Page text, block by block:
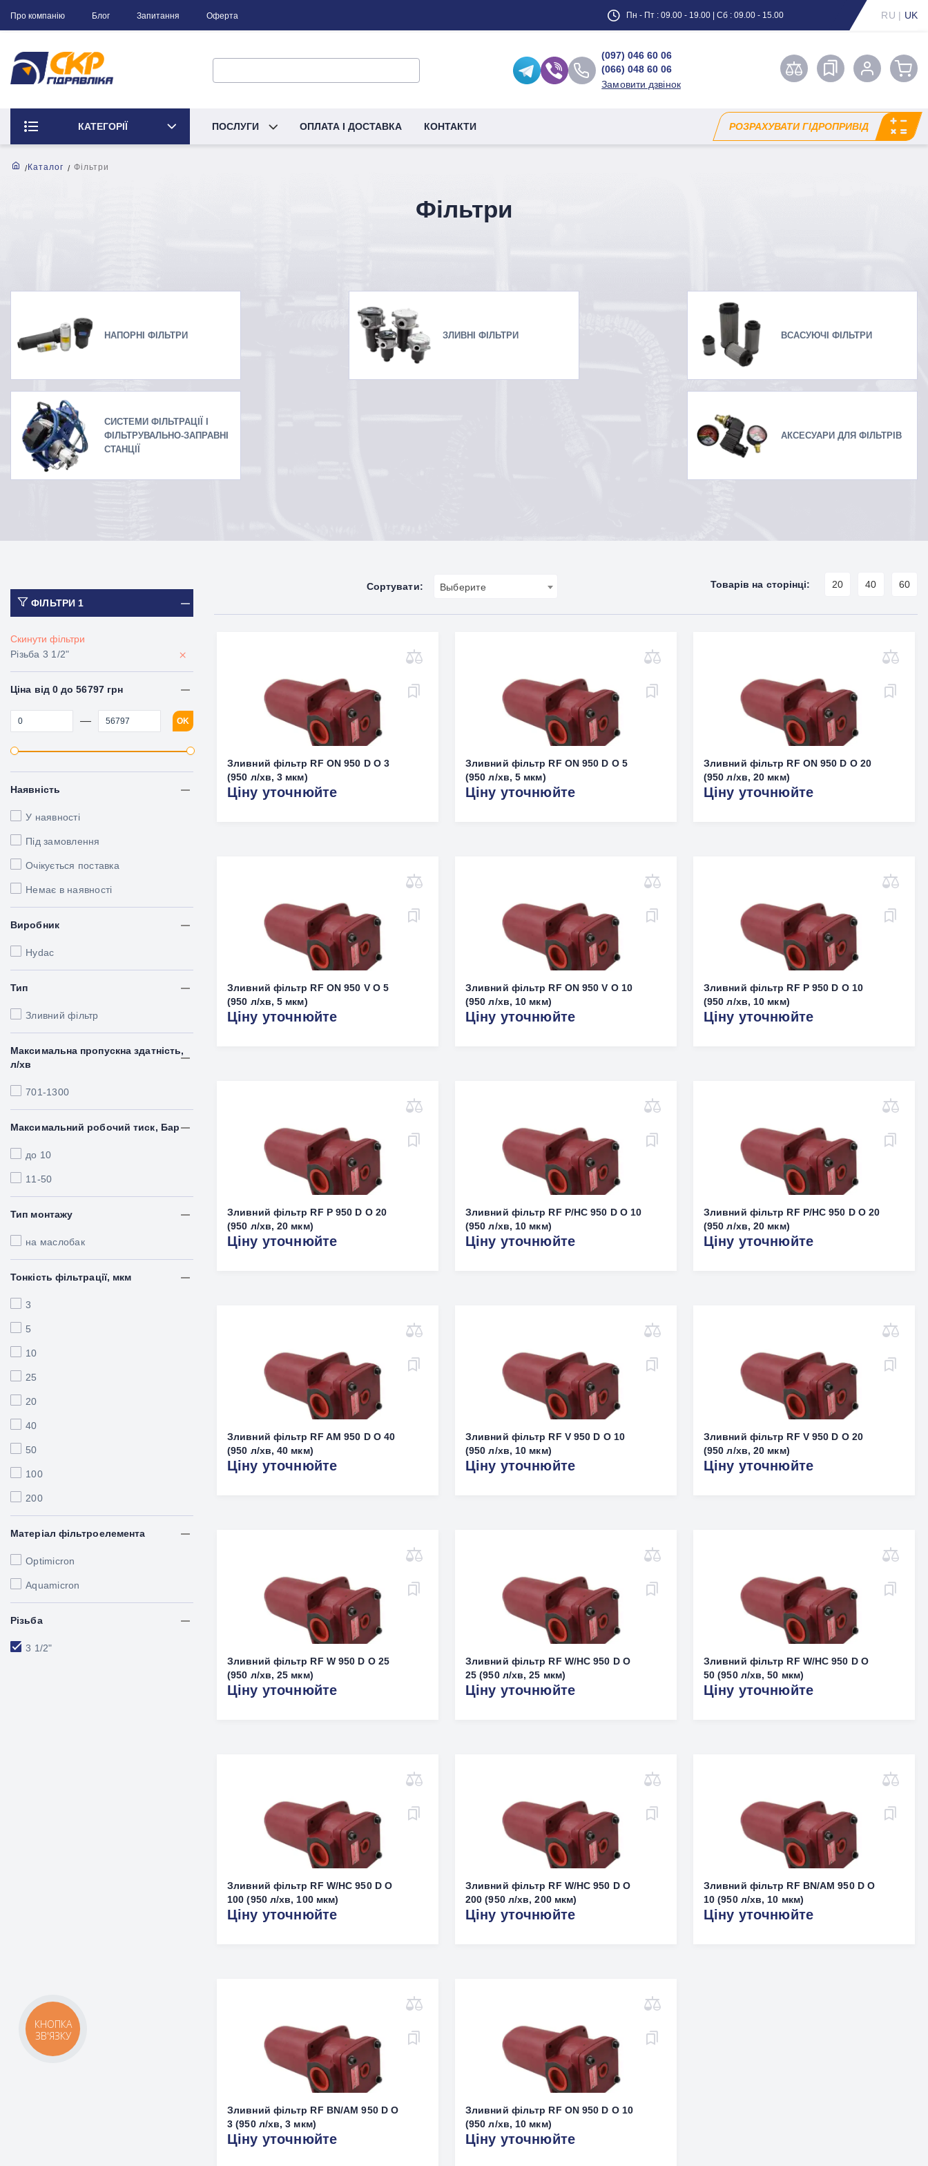
Про компанію Блог Запитання Оферта Пн - Пт : 09.00 - 19.00 | Сб : 09.00 - 15.00 RU | UK
(097) 046 60 06
(066) 048 60 06
Замовити дзвінок
КАТЕГОРІЇ ПОСЛУГИ ОПЛАТА І ДОСТАВКА КОНТАКТИ РОЗРАХУВАТИ ГІДРОПРИВІД
Каталог Фільтри
Фільтри
НАПОРНІ ФІЛЬТРИ ЗЛИВНІ ФІЛЬТРИ ВСАСУЮЧІ ФІЛЬТРИ
СИСТЕМИ ФІЛЬТРАЦІЇ І
ФІЛЬТРУВАЛЬНО-ЗАПРАВНІ
СТАНЦІЇ
АКСЕСУАРИ ДЛЯ ФІЛЬТРІВ
ФІЛЬТРИ1
Скинути фільтри
Різьба 3 1/2"
×
Ціна від 0 до 56797 грн
— OK
Наявність
У наявності
Під замовлення
Очікується поставка
Немає в наявності
Виробник
Hydac
Тип
Зливний фільтр
Максимальна пропускна здатність,
л/хв
701-1300
Максимальний робочий тиск, Бар
до 10
11-50
Тип монтажу
на маслобак
Тонкість фільтрації, мкм
3
5
10
25
20
40
50
100
200
Матеріал фільтроелемента
Optimicron
Aquamicron
Різьба
3 1/2"
Сортувати: Выберите Товарів на сторінці: 20 40 60
Зливний фільтр RF ON 950 D O 3
(950 л/хв, 3 мкм)
Ціну уточнюйте
Зливний фільтр RF ON 950 D O 5
(950 л/хв, 5 мкм)
Ціну уточнюйте
Зливний фільтр RF ON 950 D O 20
(950 л/хв, 20 мкм)
Ціну уточнюйте
Зливний фільтр RF ON 950 V O 5
(950 л/хв, 5 мкм)
Ціну уточнюйте
Зливний фільтр RF ON 950 V O 10
(950 л/хв, 10 мкм)
Ціну уточнюйте
Зливний фільтр RF P 950 D O 10
(950 л/хв, 10 мкм)
Ціну уточнюйте
Зливний фільтр RF P 950 D O 20
(950 л/хв, 20 мкм)
Ціну уточнюйте
Зливний фільтр RF P/HC 950 D O 10
(950 л/хв, 10 мкм)
Ціну уточнюйте
Зливний фільтр RF P/HC 950 D O 20
(950 л/хв, 20 мкм)
Ціну уточнюйте
Зливний фільтр RF AM 950 D O 40
(950 л/хв, 40 мкм)
Ціну уточнюйте
Зливний фільтр RF V 950 D O 10
(950 л/хв, 10 мкм)
Ціну уточнюйте
Зливний фільтр RF V 950 D O 20
(950 л/хв, 20 мкм)
Ціну уточнюйте
Зливний фільтр RF W 950 D O 25
(950 л/хв, 25 мкм)
Ціну уточнюйте
Зливний фільтр RF W/HC 950 D O
25 (950 л/хв, 25 мкм)
Ціну уточнюйте
Зливний фільтр RF W/HC 950 D O
50 (950 л/хв, 50 мкм)
Ціну уточнюйте
Зливний фільтр RF W/HC 950 D O
100 (950 л/хв, 100 мкм)
Ціну уточнюйте
Зливний фільтр RF W/HC 950 D O
200 (950 л/хв, 200 мкм)
Ціну уточнюйте
Зливний фільтр RF BN/AM 950 D O
10 (950 л/хв, 10 мкм)
Ціну уточнюйте
Зливний фільтр RF BN/AM 950 D O
3 (950 л/хв, 3 мкм)
Ціну уточнюйте
Зливний фільтр RF ON 950 D O 10
(950 л/хв, 10 мкм)
Ціну уточнюйте
КНОПКА
ЗВ'ЯЗКУ